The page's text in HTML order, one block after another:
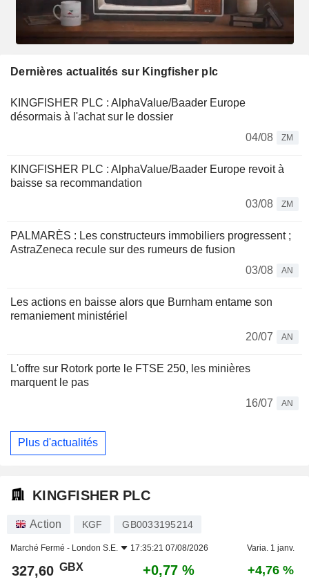
Dernières actualités sur Kingfisher plc
KINGFISHER PLC : AlphaValue/Baader Europe
désormais à l'achat sur le dossier
04/08
ZM
KINGFISHER PLC : AlphaValue/Baader Europe revoit à
baisse sa recommandation
03/08
ZM
PALMARÈS : Les constructeurs immobiliers progressent ;
AstraZeneca recule sur des rumeurs de fusion
03/08
AN
Les actions en baisse alors que Burnham entame son
remaniement ministériel
20/07
AN
L'offre sur Rotork porte le FTSE 250, les minières
marquent le pas
16/07
AN
Plus d'actualités
KINGFISHER PLC
Action KGF GB0033195214
Marché Fermé - London S.E. 17:35:21 07/08/2026 Varia. 1 janv.
327,60 GBX +0,77 % +4,76 %